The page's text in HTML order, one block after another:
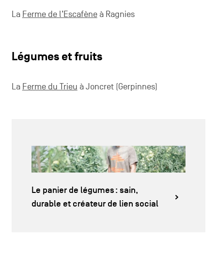
La Ferme de l’Escafèneà Ragnies
Légumes et fruits
La Ferme du Trieu à Joncret (Gerpinnes)
Le panier de légumes : sain,
durable et créateur de lien social